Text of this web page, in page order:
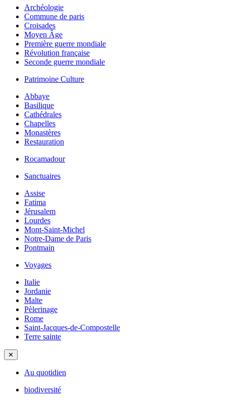
Archéologie
Commune de paris
Croisades
Moyen Âge
Première guerre mondiale
Révolution française
Seconde guerre mondiale
Patrimoine Culture
Abbaye
Basilique
Cathédrales
Chapelles
Monastères
Restauration
Rocamadour
Sanctuaires
Assise
Fatima
Jérusalem
Lourdes
Mont-Saint-Michel
Notre-Dame de Paris
Pontmain
Voyages
Italie
Jordanie
Malte
Pèlerinage
Rome
Saint-Jacques-de-Compostelle
Terre sainte
✕
Au quotidien
biodiversité